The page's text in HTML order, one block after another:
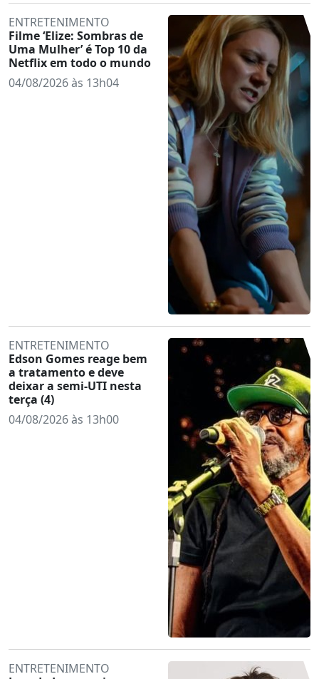
ENTRETENIMENTO
Filme ‘Elize: Sombras de
Uma Mulher’ é Top 10 da
Netflix em todo o mundo
04/08/2026 às 13h04
ENTRETENIMENTO
Edson Gomes reage bem
a tratamento e deve
deixar a semi-UTI nesta
terça (4)
04/08/2026 às 13h00
ENTRETENIMENTO